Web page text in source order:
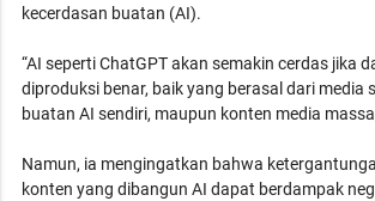
kecerdasan buatan (AI).
“AI seperti ChatGPT akan semakin cerdas jika
diproduksi benar, baik yang berasal dari media
buatan AI sendiri, maupun konten media
Namun, ia mengingatkan bahwa
konten yang dibangun AI dapat berdampak